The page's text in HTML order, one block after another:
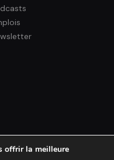
offrir la meilleure